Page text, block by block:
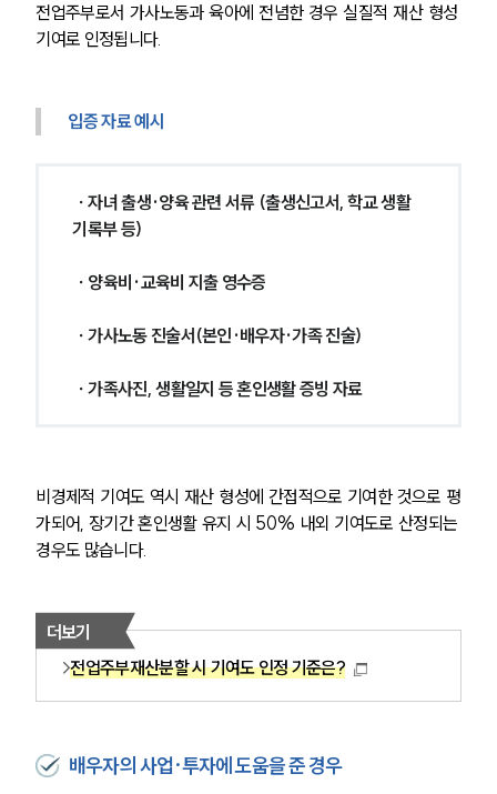
전업주부로서 가사노동과 육아에 전념한 경우 실질적 재산 형성
기여로 인정됩니다.
입증 자료 예시
기록부 등)
∙ 양육비·교육비 지출 영수증
∙ 가사노동 진술서(본인·배우자·가족 진술)
∙ 가족사진, 생활일지 등 혼인생활 증빙 자료
비경제적 기여도 역시 재산 형성에 간접적으로 기여한 것으로 평
가되어, 장기간 혼인생활 유지 시 50% 내외 기여도로 산정되는
경우도 많습니다.
더보기
전업주부재산분할 시 기여도 인정 기준은?
배우자의 사업·투자에 도움을 준 경우